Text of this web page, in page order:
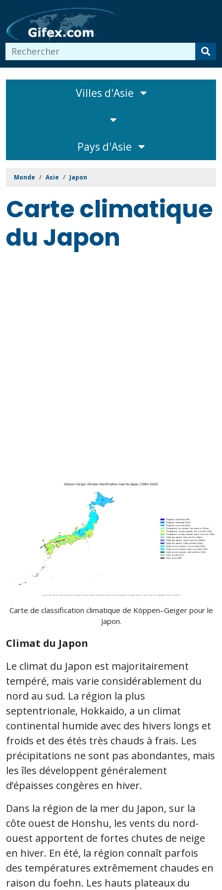
Villes d'Asie
Pays d'Asie
Monde Asie Japon
Carte climatique
du Japon
Carte de classification climatique de Köppen–Geiger pour le
Japon.
Climat du Japon
Le climat du Japon est majoritairement
tempéré, mais varie considérablement du
nord au sud. La région la plus
septentrionale, Hokkaido, a un climat
continental humide avec des hivers longs et
froids et des étés très chauds à frais. Les
précipitations ne sont pas abondantes, mais
les îles développent généralement
d’épaisses congères en hiver.
Dans la région de la mer du Japon, sur la
côte ouest de Honshu, les vents du nord-
ouest apportent de fortes chutes de neige
en hiver. En été, la région connaît parfois
des températures extrêmement chaudes en
raison du foehn. Les hauts plateaux du